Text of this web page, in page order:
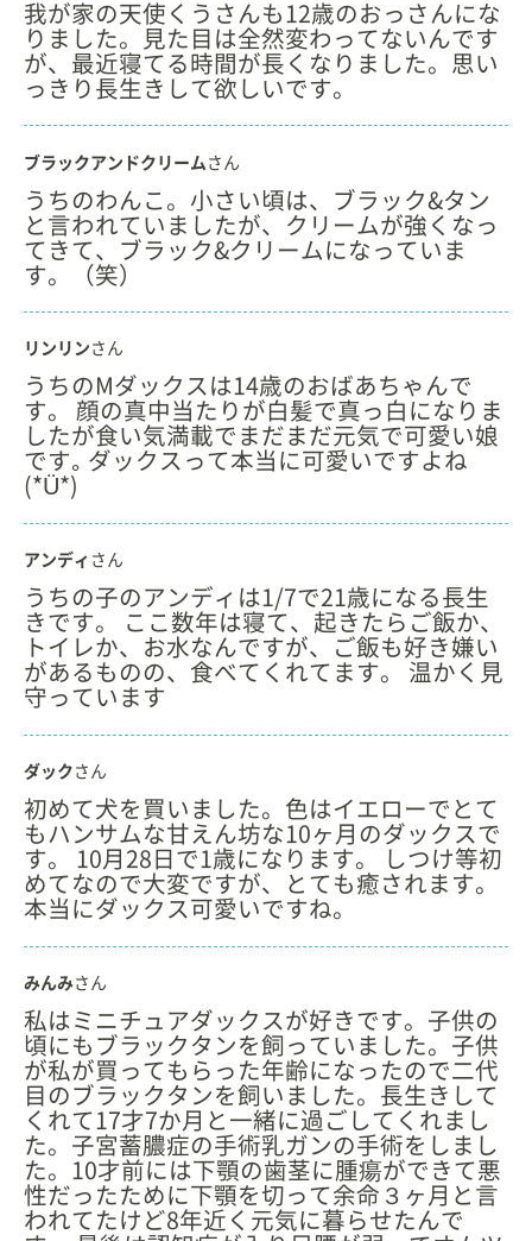
我が家の天使くうさんも12歳のおっさんにな
りました。見た目は全然変わってないんです
が、最近寝てる時間が長くなりました。思い
っきり長生きして欲しいです。
ブラックアンドクリーム さん
うちのわんこ。小さい頃は、ブラック&タン
と言われていましたが、クリームが強くなっ
てきて、ブラック&クリームになっていま
す。（笑）
リンリン さん
うちのMダックスは14歳のおばあちゃんで
す。 顔の真中当たりが白髪で真っ白になりま
したが食い気満載でまだまだ元気で可愛い娘
です｡ ダックスって本当に可愛いですよね
(*Ü*)
アンディ さん
うちの子のアンディは1/7で21歳になる長生
きです。 ここ数年は寝て、起きたらご飯か、
トイレか、お水なんですが、ご飯も好き嫌い
があるものの、食べてくれてます。 温かく見
守っています
ダック さん
初めて犬を買いました。色はイエローでとて
もハンサムな甘えん坊な10ヶ月のダックスで
す。 10月28日で1歳になります。 しつけ等初
めてなので大変ですが、とても癒されます。
本当にダックス可愛いですね。
みんみさん
私はミニチュアダックスが好きです。子供の
頃にもブラックタンを飼っていました。子供
が私が買ってもらった年齢になったので二代
目のブラックタンを飼いました。長生きして
くれて17才7か月と一緒に過ごしてくれまし
た。子宮蓄膿症の手術乳ガンの手術をしまし
た。10才前には下顎の歯茎に腫瘍ができて悪
性だったために下顎を切って余命３ヶ月と言
われてたけど8年近く元気に暮らせたんで